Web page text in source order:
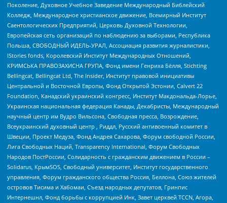
Поколение, Духовное Учебное Заведение Международный Библейский
Колледж, Международное христианское движение, Всемирный Институт
Саентологических Предприятий, Церковь Духовной Технологии,
Европейская сеть организаций по наблюдению за выборами, Республика
Польша, СВОБОДНЫЙ ИДЕЛЬ-УРАЛ, Ассоциация развития журналистики,
IStories fonds, Королевский Институт Международных Отношений,
КРИМСЬКА ПРАВОЗАХИСНА ГРУПА, Фонд имени Генриха Бёлля, Stichting
Bellingcat, Bellingcat Ltd, The Insider, Институт правовой инициативы
Центральной и Восточной Европы, Фонд Открытой Эстонии, Calvert 22
Foundation, Канадский украинский конгресс, Институт Макдональда-Лорье,
Украинская национальная федерация Канады, Декабристы, Международный
научный центр им Вудро Вильсона, Свободная пресса, Возрождение,
Всеукраинский духовный центр , Риддл, Русский антивоенный комитет в
Швеции, Проект Медуза, Фонд Андрея Сахарова, Форум свободной России,
Лига Свободных Наций, Transparеncy International, Форум Свободных
Народов ПостРоссии, Солидарность с гражданским движением в России –
Solidarus, КрымSOS, Свободный университет, Институт государственного
управления, Форум гражданского общества Россия, Беллона, Союз жителей
островов Тисима и Хабомаи, Съезд народных депутатов, Гринпис
Интернешнл, Фонд борьбы с коррупцией Инк, Завет церквей TCCN, Агора,